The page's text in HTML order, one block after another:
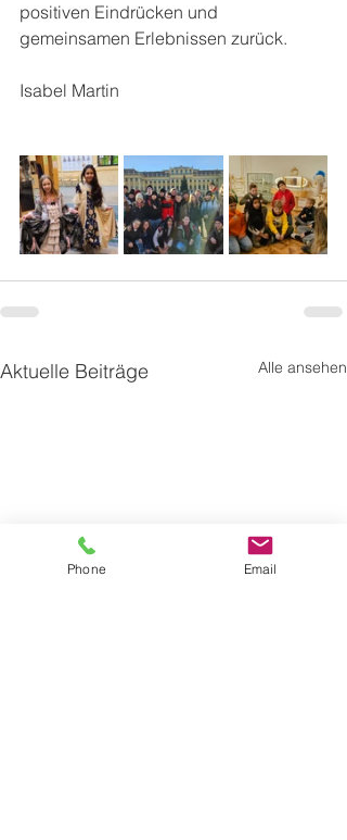
positiven Eindrücken und
gemeinsamen Erlebnissen zurück.
Isabel Martin
Aktuelle Beiträge Alle ansehen
Phone Email